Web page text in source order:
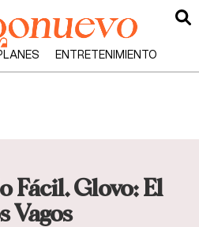
ENTRETENIMIENTO
Fácil. Glovo: El
Vagos